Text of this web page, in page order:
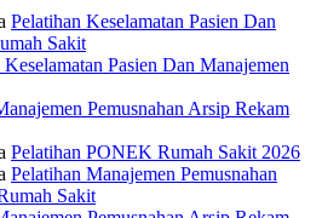
Pelatihan Keselamatan Pasien Dan
Sakit
Keselamatan Pasien Dan Manajemen
Pemusnahan Arsip Rekam
Pelatihan PONEK Rumah Sakit 2026
Pelatihan Manajemen Pemusnahan
Sakit